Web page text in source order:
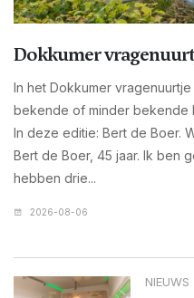
Dokkumer
In het Dokkumer
bekende of minder bekende
In deze editie: Bert de Boer.
Bert de Boer, 45 jaar. Ik ben
hebben drie...
2026-08-06
NIEUWS